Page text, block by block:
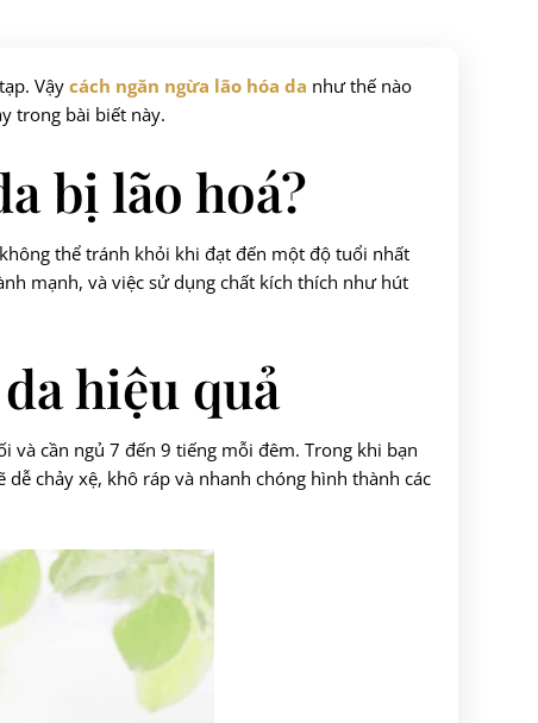
Vậycách ngăn ngừa lão hóa da như thế nào
trong bài biết này.
bị lão hoá?
thể tránh khỏi khi đạt đến một độ tuổi nhất
mạnh, và việc sử dụng chất kích thích như hút
hiệu quả
và cần ngủ 7 đến 9 tiếng mỗi đêm. Trong khi bạn
chảy xệ, khô ráp và nhanh chóng hình thành các